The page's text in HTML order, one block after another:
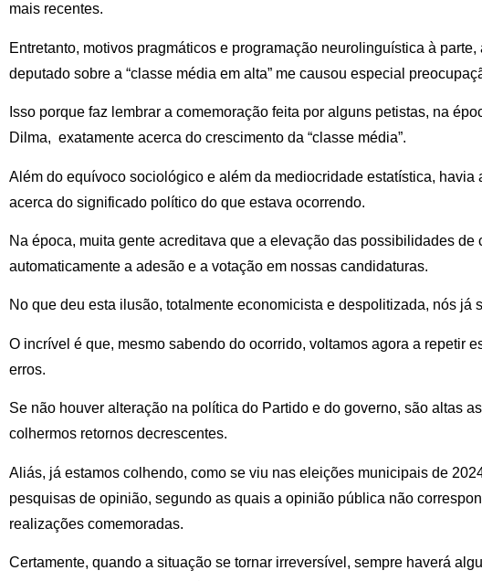
mais recentes.
Entretanto, motivos pragmáticos e programação neurolinguística à parte,
deputado sobre a “classe média em alta” me causou especial
Isso porque faz lembrar a comemoração feita por alguns petistas, na
Dilma, exatamente acerca do crescimento da “classe média”.
Além do equívoco sociológico e além da mediocridade estatística, havia
acerca do significado político do que estava ocorrendo.
Na época, muita gente acreditava que a elevação das possibilidades de
automaticamente a adesão e a votação em nossas candidaturas.
No que deu esta ilusão, totalmente economicista e despolitizada, nós já
O incrível é que, mesmo sabendo do ocorrido, voltamos agora a repetir
erros.
Se não houver alteração na política do Partido e do governo, são altas
colhermos retornos decrescentes.
Aliás, já estamos colhendo, como se viu nas eleições municipais de
pesquisas de opinião, segundo as quais a opinião pública não
realizações comemoradas.
Certamente, quando a situação se tornar irreversível, sempre haverá